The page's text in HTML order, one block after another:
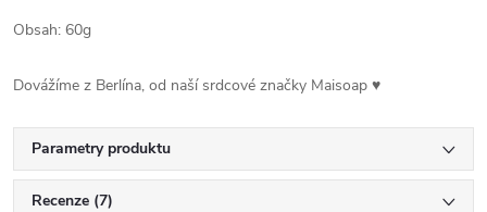
Obsah: 60g
Dovážíme z Berlína, od naší srdcové značky Maisoap ♥
Parametry produktu
Recenze (7)